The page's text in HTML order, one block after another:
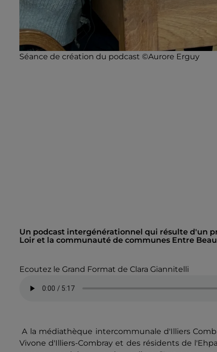
Séance de création du podcast ©Aurore Erguy
Un podcast intergénérationnel qui résulte d'un
Loir et la communauté de communes Entre
Ecoutez le Grand Format de Clara Giannitelli
A la médiathèque intercommunale d'Illiers
Vivone d'Illiers-Combray et des résidents de